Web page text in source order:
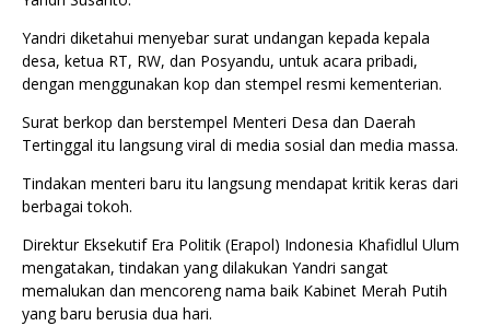
Yandri diketahui menyebar surat undangan kepada kepala
desa, ketua RT, RW, dan Posyandu, untuk acara pribadi,
dengan menggunakan kop dan stempel resmi kementerian.
Surat berkop dan berstempel Menteri Desa dan Daerah
Tertinggal itu langsung viral di media sosial dan media massa.
Tindakan menteri baru itu langsung mendapat kritik keras dari
berbagai tokoh.
Direktur Eksekutif Era Politik (Erapol) Indonesia Khafidlul Ulum
mengatakan, tindakan yang dilakukan Yandri sangat
memalukan dan mencoreng nama baik Kabinet Merah Putih
yang baru berusia dua hari.